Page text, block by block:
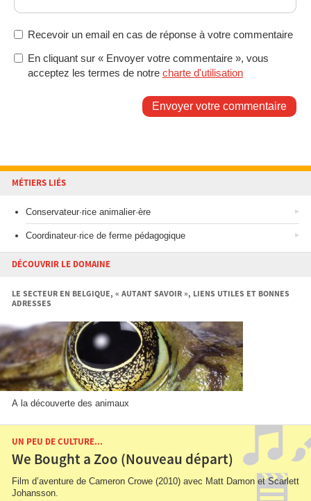
Recevoir un email en cas de réponse à votre commentaire
En cliquant sur « Envoyer votre commentaire », vous
acceptez les termes de notre charte d'utilisation
Envoyer votre commentaire
MÉTIERS LIÉS
Conservateur·rice animalier·ère
Coordinateur·rice de ferme pédagogique
DÉCOUVRIR LE DOMAINE
LE SECTEUR EN BELGIQUE, « AUTANT SAVOIR », LIENS UTILES ET BONNES
ADRESSES
A la découverte des animaux
UN PEU DE CULTURE...
We Bought a Zoo (Nouveau départ)
Film d’aventure de Cameron Crowe (2010) avec Matt Damon et Scarlett
Johansson.